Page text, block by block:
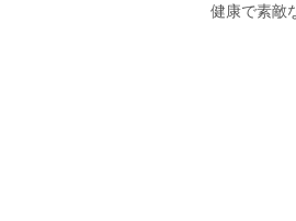
健康で素敵